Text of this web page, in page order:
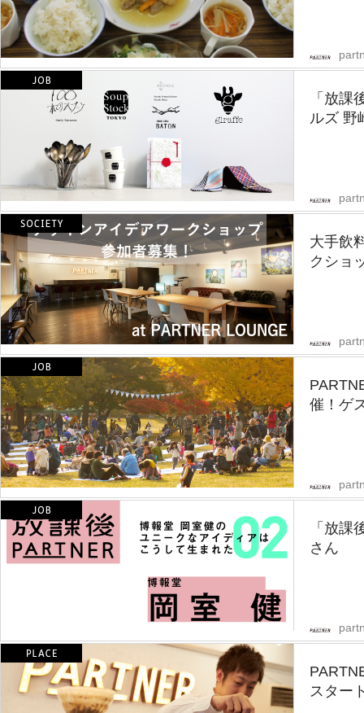
「放課
ルズ 野
大手飲
クショ
催！ゲ
「放課
さん
スター